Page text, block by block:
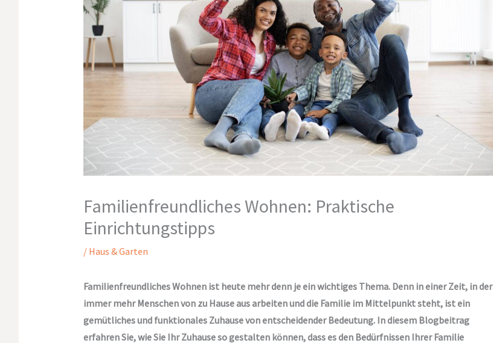
Familienfreundliches Wohnen: Praktische
Einrichtungstipps
/ Haus & Garten
Familienfreundliches Wohnen ist heute mehr denn je ein wichtiges Thema. Denn in einer Zeit, in der
immer mehr Menschen von zu Hause aus arbeiten und die Familie im Mittelpunkt steht, ist ein
gemütliches und funktionales Zuhause von entscheidender Bedeutung. In diesem Blogbeitrag
erfahren Sie, wie Sie Ihr Zuhause so gestalten können, dass es den Bedürfnissen Ihrer Familie